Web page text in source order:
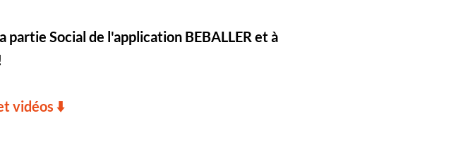
partie Social de l'application BEBALLER et à
vidéos ⬇️